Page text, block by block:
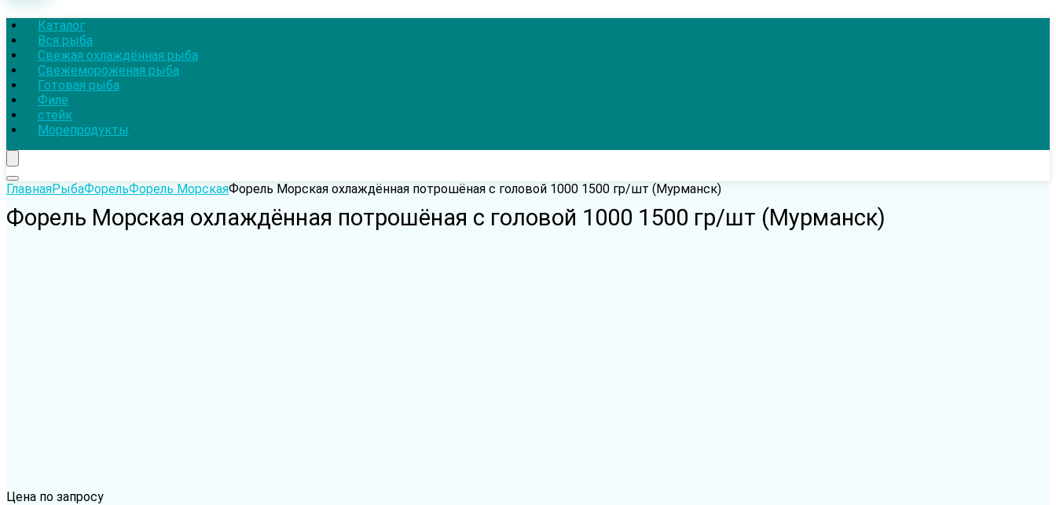
Каталог
Вся рыба
Свежая охлаждённая рыба
Свежемороженая рыба
Готовая рыба
Филе
стейк
Морепродукты
ГлавнаяРыбаФорельФорель МорскаяФорель Морская охлаждённая потрошёная с головой 1000 1500 гр/шт (Мурманск)
Форель Морская охлаждённая потрошёная с головой 1000 1500 гр/шт (Мурманск)
Цена по запросу